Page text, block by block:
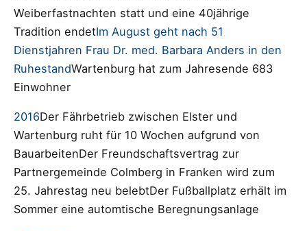
Weiberfastnachten statt und eine 40jährige
Tradition endetIm August geht nach 51
Dienstjahren Frau Dr. med. Barbara Anders in den
RuhestandWartenburg hat zum Jahresende 683
Einwohner
2016Der Fährbetrieb zwischen Elster und
Wartenburg ruht für 10 Wochen aufgrund von
BauarbeitenDer Freundschaftsvertrag zur
Partnergemeinde Colmberg in Franken wird zum
25. Jahrestag neu belebtDer Fußballplatz erhält im
Sommer eine automtische Beregnungsanlage